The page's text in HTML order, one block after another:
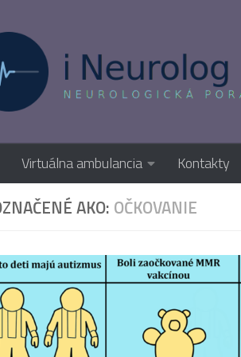
Virtuálna ambulancia Kontakty
AKO: OČKOVANIE